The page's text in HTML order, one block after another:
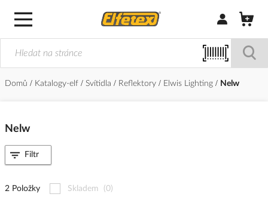
Přihlásit/
Domů Katalogy-elf Svítidla Reflektory Elwis Lighting Nelw
Nelw
2 Položky Skladem (0)
Filtr